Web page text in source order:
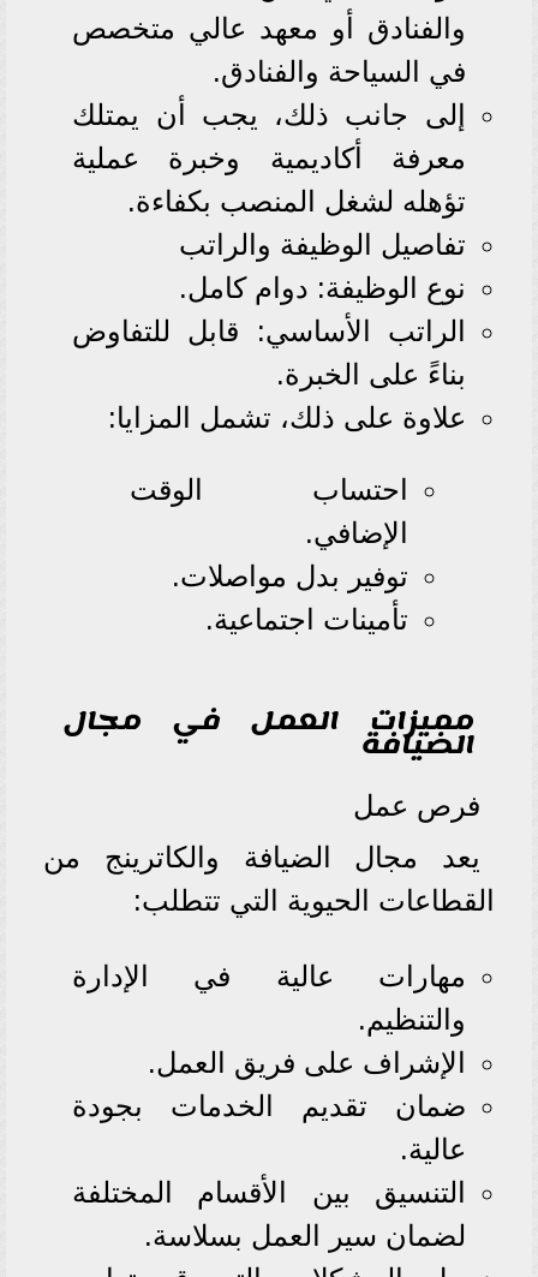
والفنادق أو معهد عالي متخصص
في السياحة والفنادق.
إلى جانب ذلك، يجب أن يمتلك
معرفة أكاديمية وخبرة عملية
تؤهله لشغل المنصب بكفاءة.
تفاصيل الوظيفة والراتب
نوع الوظيفة: دوام كامل.
الراتب الأساسي: قابل للتفاوض
بناءً على الخبرة.
علاوة على ذلك، تشمل المزايا:
احتساب الوقت
الإضافي.
توفير بدل مواصلات.
تأمينات اجتماعية.
مميزات العمل في مجال
الضيافة
فرص عمل
يعد مجال الضيافة والكاترينج من
القطاعات الحيوية التي تتطلب:
مهارات عالية في الإدارة
والتنظيم.
الإشراف على فريق العمل.
ضمان تقديم الخدمات بجودة
عالية.
التنسيق بين الأقسام المختلفة
لضمان سير العمل بسلاسة.